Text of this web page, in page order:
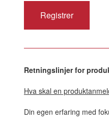
Retningslinjer for
Hva skal en
Din egen erfaring med